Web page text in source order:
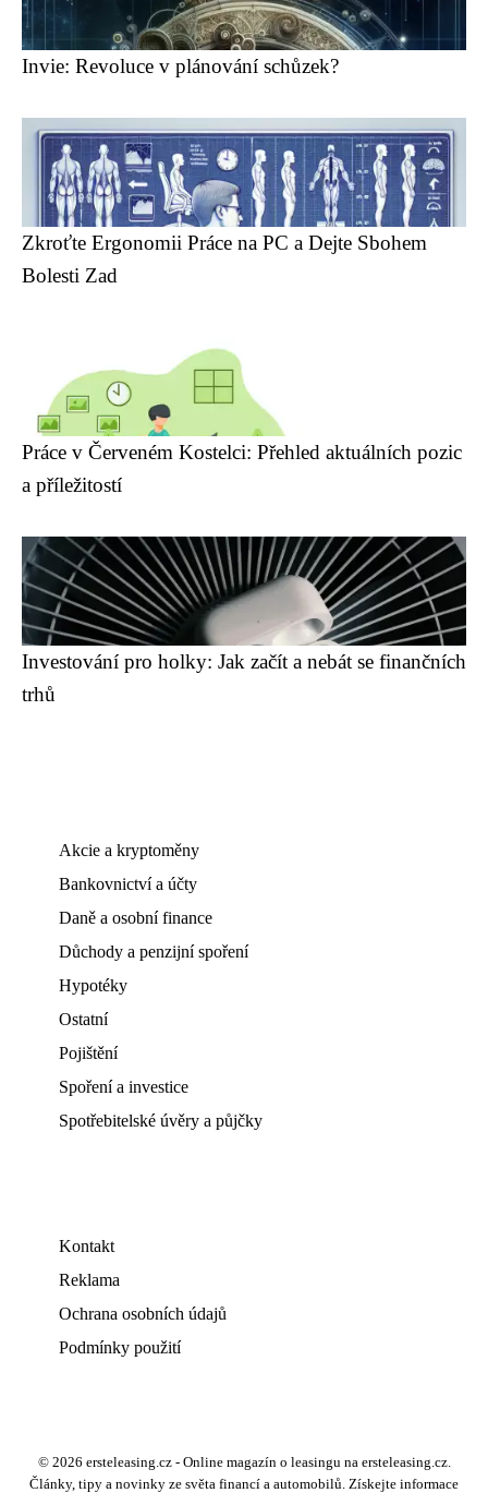
Invie: Revoluce v plánování schůzek?
Zkroťte Ergonomii Práce na PC a Dejte Sbohem
Bolesti Zad
Práce v Červeném Kostelci: Přehled aktuálních pozic
a příležitostí
Investování pro holky: Jak začít a nebát se finančních
trhů
Akcie a kryptoměny
Bankovnictví a účty
Daně a osobní finance
Důchody a penzijní spoření
Hypotéky
Ostatní
Pojištění
Spoření a investice
Spotřebitelské úvěry a půjčky
Kontakt
Reklama
Ochrana osobních údajů
Podmínky použití
© 2026 ersteleasing.cz - Online magazín o leasingu na ersteleasing.cz.
Články, tipy a novinky ze světa financí a automobilů. Získejte informace